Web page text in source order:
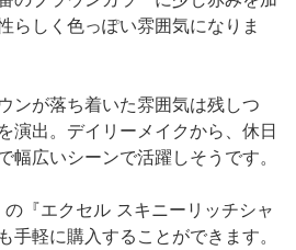
らしく色っぽい雰囲気になりま
ンが落ち着いた雰囲気は残しつ
演出。デイリーメイクから、休日
幅広いシーンで活躍しそうです。
の『エクセル スキニーリッチシャ
手軽に購入することができます。